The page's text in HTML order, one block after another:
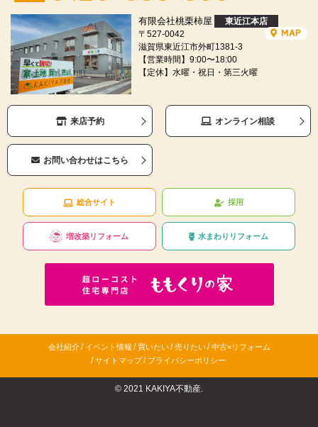
有限会社桃栗柿屋
東近江本店
〒527-0042
滋賀県東近江市外町1381-3
【営業時間】9:00〜18:00
【定休】水曜・祝日・第三火曜
MAP
来店予約 オンライン相談
お問い合わせはこちら
総合サイト 採用
増改築リフォーム 水まわりリフォーム
会社紹介 / イベント情報 / 買いたい / 売りたい / 中古×リフォーム
/ サイトマップ / プライバシーポリシー
© 2021 KAKIYA不動産.